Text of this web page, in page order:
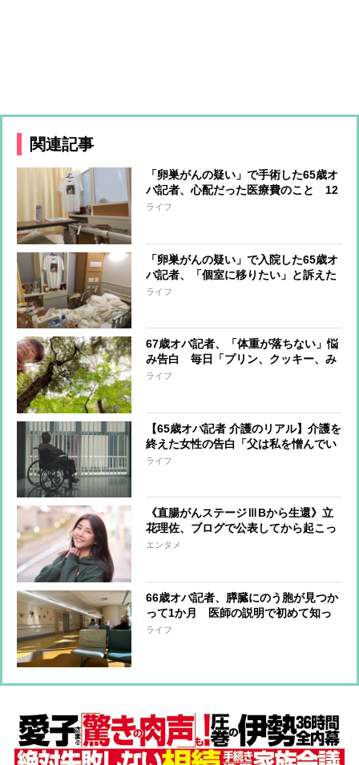
関連記事
「卵巣がんの疑い」で手術した65歳オ
バ記者、心配だった医療費のこと 12
日間の入院で負担額は？
ライフ
「卵巣がんの疑い」で入院した65歳オ
バ記者、「個室に移りたい」と訴えた
時に看護師がピシャリと言った言葉
ライフ
67歳オバ記者、「体重が落ちない」悩
み告白 毎日「プリン、クッキー、み
たらし団子…」からどうやって“砂糖
ライフ
【65歳オバ記者 介護のリアル】介護を
終えた女性の告白「父は私を憎んでい
た」 父娘の関係はなぜ“崩壊”したの
ライフ
《直腸がんステージⅢBから生還》立
花理佐、ブログで公表してから起こっ
たこと「思い出すだけで泣きそう」
エンタメ
66歳オバ記者、膵臓にのう胞が見つか
って1か月 医師の説明で初めて知っ
た「意外な真相」
ライフ